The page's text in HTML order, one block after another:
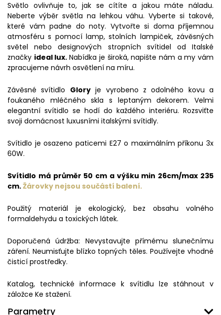
Světlo ovlivňuje to, jak se cítíte a jakou máte náladu.
Neberte výběr světla na lehkou váhu. Vyberte si takové,
které vám padne do noty. Vytvořte si doma příjemnou
atmosféru s pomocí lamp, stolních lampiček, závěsných
světel nebo designových stropních svítidel od Italské
značky ideal lux.Nabídka je široká, napište nám a my vám
zpracujeme návrh osvětlení na míru.
Závěsné svítidlo Gloryje vyrobeno z odolného kovu a
foukaného mléčného skla s leptaným dekorem. Velmi
elegantní svítidlo se hodí do každého interiéru. Rozsviťte
svoji domácnost luxusními italskými svítidly.
Svítidlo je osazeno paticemi E27 o maximálním příkonu 3x
60W.
Svítidlo má průměr 50 cm a výšku min 26cm/max 235
cm.Žárovky nejsou součástí balení.
Použitý materiál je ekologický, bez obsahu volného
formaldehydu a toxických látek.
Doporučená údržba: Nevystavujte přímému slunečnímu
záření. Neumisťujte blízko topných těles. Používejte vhodné
čisticí prostředky.
Katalog, technické informace k svítidlu lze stáhnout v
záložce Ke stažení.
Parametry